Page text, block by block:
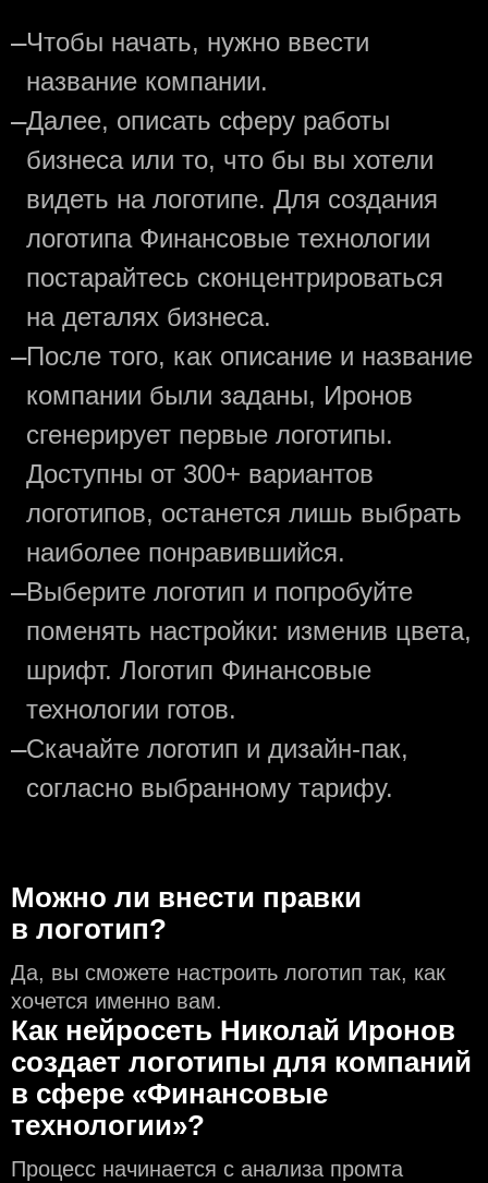
—Чтобы начать, нужно ввести
название компании.
—Далее, описать сферу работы
бизнеса или то, что бы вы хотели
видеть на логотипе. Для создания
логотипа Финансовые технологии
постарайтесь сконцентрироваться
на деталях бизнеса.
—После того, как описание и название
компании были заданы, Иронов
сгенерирует первые логотипы.
Доступны от 300+ вариантов
логотипов, останется лишь выбрать
наиболее понравившийся.
—Выберите логотип и попробуйте
поменять настройки: изменив цвета,
шрифт. Логотип Финансовые
технологии готов.
—Скачайте логотип и дизайн-пак,
согласно выбранному тарифу.
Можно ли внести правки
в логотип?
Да, вы сможете настроить логотип так, как
хочется именно вам.
Как нейросеть Николай Иронов
создаeт логотипы для компаний
в сфере «Финансовые
технологии»?
Процесс начинается с анализа промта